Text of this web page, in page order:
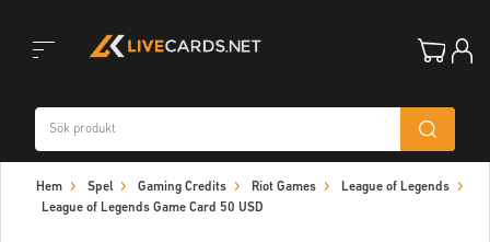
navigation
Hem Spel Gaming Credits Riot Games
League of Legends
League of Legends Game Card 50 USD